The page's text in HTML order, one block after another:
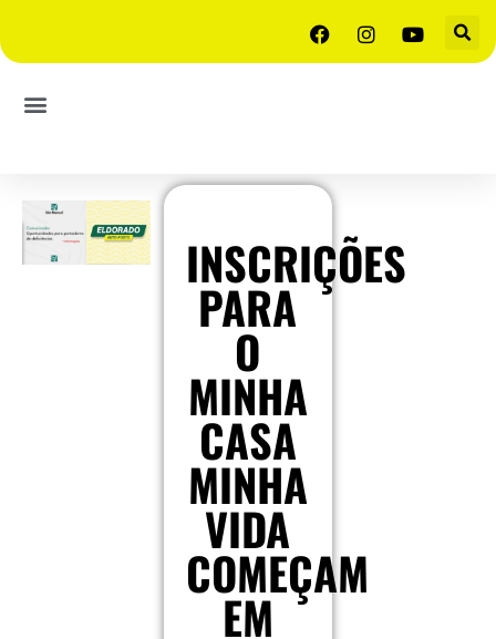
INSCRIÇÕES
PARA
O
MINHA
CASA
MINHA
VIDA
COMEÇAM
EM